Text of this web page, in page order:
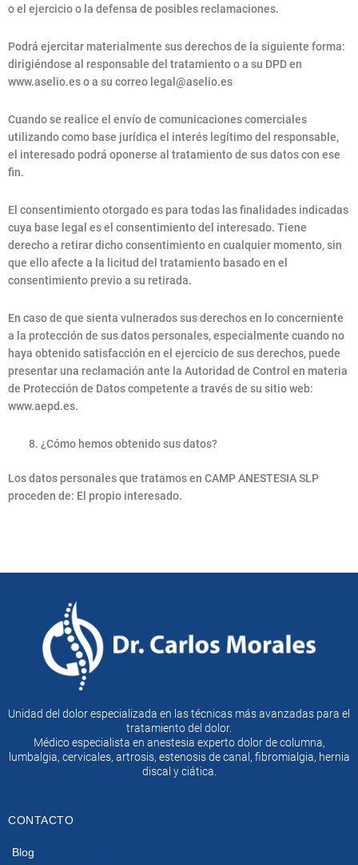
o el ejercicio o la defensa de posibles reclamaciones.
Podrá ejercitar materialmente sus derechos de la siguiente forma:
dirigiéndose al responsable del tratamiento o a su DPD en
www.aselio.es o a su correo legal@aselio.es
Cuando se realice el envío de comunicaciones comerciales
utilizando como base jurídica el interés legítimo del responsable,
el interesado podrá oponerse al tratamiento de sus datos con ese
fin.
El consentimiento otorgado es para todas las finalidades indicadas
cuya base legal es el consentimiento del interesado. Tiene
derecho a retirar dicho consentimiento en cualquier momento, sin
que ello afecte a la licitud del tratamiento basado en el
consentimiento previo a su retirada.
En caso de que sienta vulnerados sus derechos en lo concerniente
a la protección de sus datos personales, especialmente cuando no
haya obtenido satisfacción en el ejercicio de sus derechos, puede
presentar una reclamación ante la Autoridad de Control en materia
de Protección de Datos competente a través de su sitio web:
www.aepd.es.
¿Cómo hemos obtenido sus datos?
Los datos personales que tratamos en CAMP ANESTESIA SLP
proceden de: El propio interesado.
Unidad del dolor especializada en las técnicas más avanzadas para el
tratamiento del dolor.
Médico especialista en anestesia experto dolor de columna,
lumbalgia, cervicales, artrosis, estenosis de canal, fibromialgia, hernia
discal y ciática.
CONTACTO
Blog